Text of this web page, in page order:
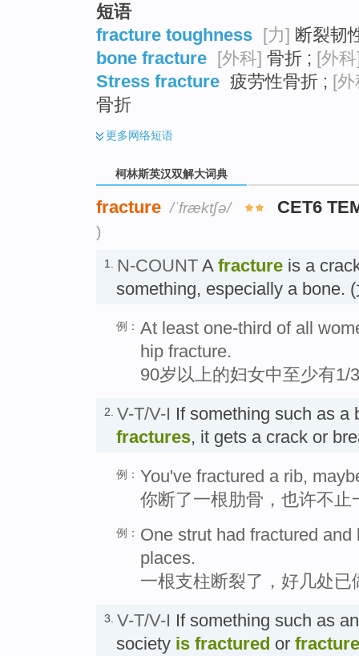
短语
fracture toughness
[力] 断裂韧
bone fracture
[外科] 骨折 ; [外
Stress fracture 疲劳性骨折 ; [
骨折
更多网络短语
柯林斯英汉双解大词典
fracture /ˈfræktʃə/ CET6
)
1. N-COUNT A fracture is a
something, especially a bone.
例： At least one-third of all
hip fracture.
90岁以上的妇女中至少有1/
2. V-T/V-I If something such as a
fractures, it gets a crack or
例： You've fractured a rib,
你断了一根肋骨，也许不止
例： One strut had fractured
places.
一根支柱断裂了，好几处已
3. V-T/V-I If something such as
society is fractured or